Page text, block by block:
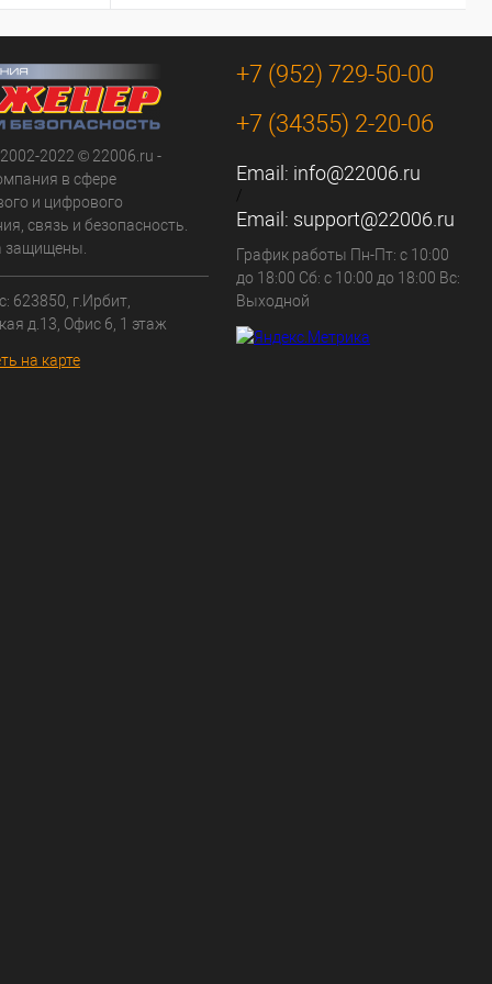
2022 © 22006.ru -
в сфере
и цифрового
связь и безопасность.
защищены.
623850, г.Ирбит,
д.13, Офис 6, 1 этаж
на карте
+7 (952) 729-50-00
+7 (34355) 2-20-06
Email: info@22006.ru
/
Email: support@22006.ru
График работы Пн-Пт: с 10:00
до 18:00 Сб: с 10:00 до 18:00 Вс:
Выходной